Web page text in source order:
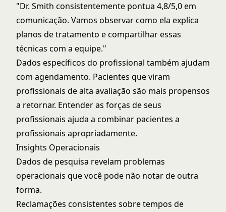
"Dr. Smith consistentemente pontua 4,8/5,0 em
comunicação. Vamos observar como ela explica
planos de tratamento e compartilhar essas
técnicas com a equipe."
Dados específicos do profissional também ajudam
com agendamento. Pacientes que viram
profissionais de alta avaliação são mais propensos
a retornar. Entender as forças de seus
profissionais ajuda a combinar pacientes a
profissionais apropriadamente.
Insights Operacionais
Dados de pesquisa revelam problemas
operacionais que você pode não notar de outra
forma.
Reclamações consistentes sobre tempos de